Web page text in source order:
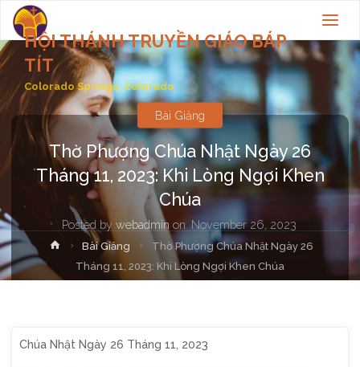
HỘI THÁNH TRUYỀN GIÁO BÁP
TÍT
Colorado Springs, Colorado
Thờ Phượng Chúa Nhật Ngày 26
Tháng 11, 2023: Khi Lòng Ngợi Khen
Chúa
Posted by webadmin on November 26, 2023
Bài Giảng
HomeBài Giảng
Thờ Phượng Chúa Nhật Ngày 26
Tháng 11, 2023: Khi Lòng Ngợi Khen Chúa
Chúa Nhật Ngày 26 Tháng 11, 2023